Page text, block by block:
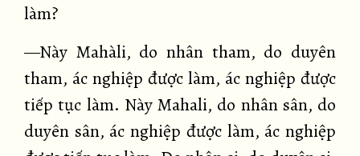
làm?
—Này Mahàli, do nhân tham, do duyên
tham, ác nghiệp được làm, ác nghiệp được
tiếp tục làm. Này Mahali, do nhân sân, do
duyên sân, ác nghiệp được làm, ác nghiệp